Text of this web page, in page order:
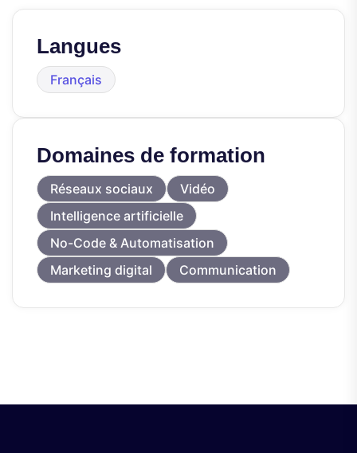
Langues
Français
Domaines de formation
Réseaux sociaux
Vidéo
Intelligence artificielle
No-Code & Automatisation
Marketing digital
Communication